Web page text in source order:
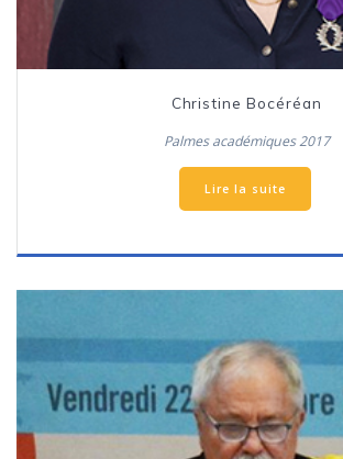
Christine Bocéréan
Palmes académiques 2017
Lire la suite